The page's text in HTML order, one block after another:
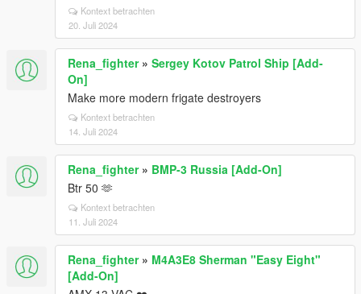
Kontext betrachten
20. Juli 2024
Rena_fighter» Sergey Kotov Patrol Ship [Add-
On]
Make more modern frigate destroyers
Kontext betrachten
14. Juli 2024
Rena_fighter» BMP-3 Russia [Add-On]
Btr 50 🫶
Kontext betrachten
11. Juli 2024
Rena_fighter» M4A3E8 Sherman "Easy Eight"
[Add-On]